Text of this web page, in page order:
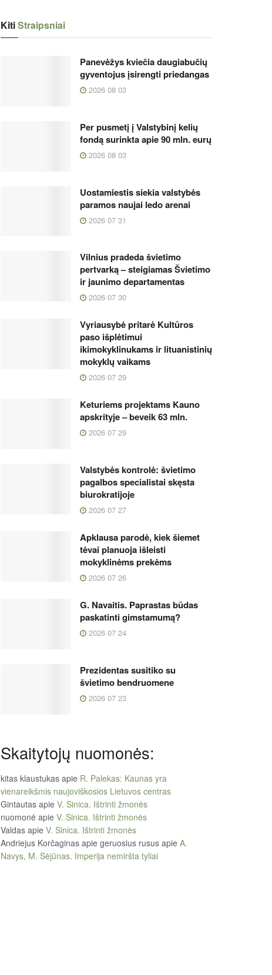
KitiStraipsniai
Panevėžys kviečia daugiabučių
gyventojus įsirengti priedangas
2026 08 03
Per pusmetį į Valstybinį kelių
fondą surinkta apie 90 mln. eurų
2026 08 03
Uostamiestis siekia valstybės
paramos naujai ledo arenai
2026 07 31
Vilnius pradeda švietimo
pertvarką – steigiamas Švietimo
ir jaunimo departamentas
2026 07 30
Vyriausybė pritarė Kultūros
paso išplėtimui
ikimokyklinukams ir lituanistinių
mokyklų vaikams
2026 07 29
Keturiems projektams Kauno
apskrityje – beveik 63 mln.
2026 07 29
Valstybės kontrolė: švietimo
pagalbos specialistai skęsta
biurokratijoje
2026 07 27
Apklausa parodė, kiek šiemet
tėvai planuoja išleisti
mokyklinėms prekėms
2026 07 26
G. Navaitis. Paprastas būdas
paskatinti gimstamumą?
2026 07 24
Prezidentas susitiko su
švietimo bendruomene
2026 07 23
Skaitytojų nuomonės:
kitas klaustukas apie R. Palekas: Kaunas yra
vienareikšmis naujoviškosios Lietuvos centras
Gintautas apie V. Sinica. Ištrinti žmonės
nuomonė apie V. Sinica. Ištrinti žmonės
Valdas apie V. Sinica. Ištrinti žmonės
Andriejus Korčaginas apie geruosius rusus apie A.
Navys, M. Sėjūnas. Imperija nemiršta tyliai